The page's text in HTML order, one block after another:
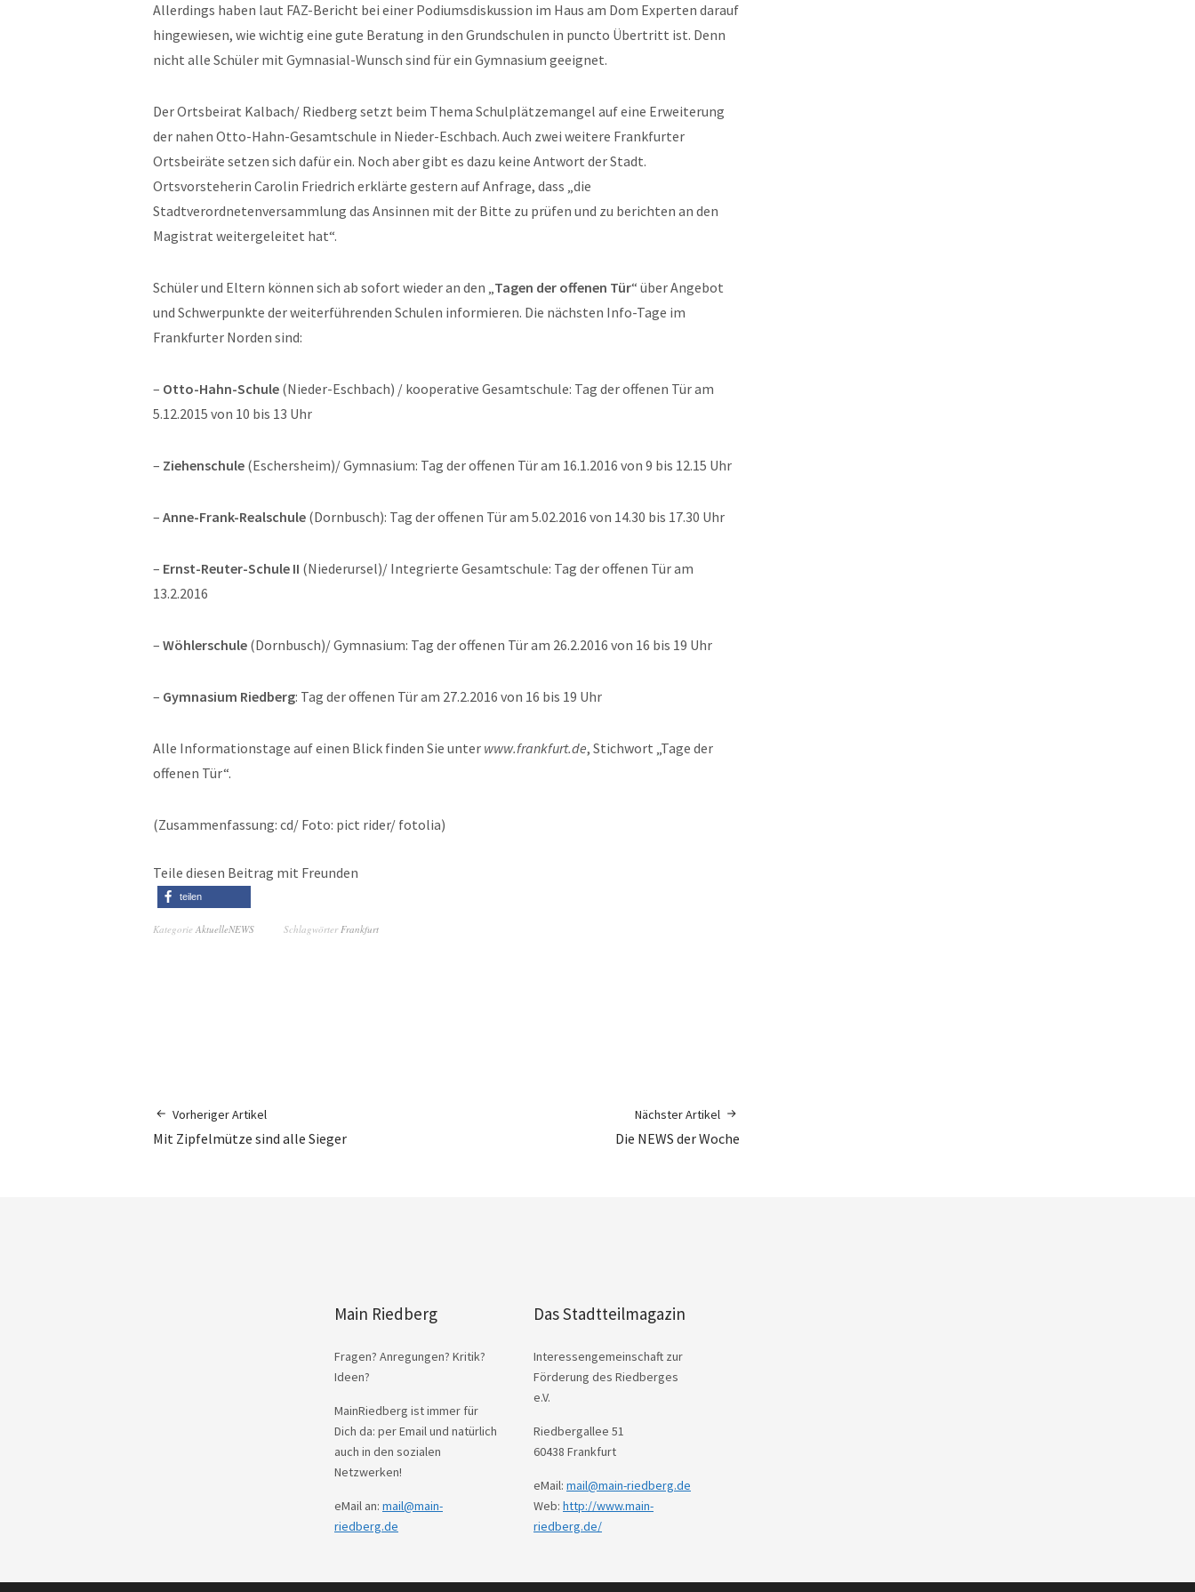
Allerdings haben laut FAZ-Bericht bei einer Podiumsdiskussion im Haus am Dom Experten darauf
hingewiesen, wie wichtig eine gute Beratung in den Grundschulen in puncto Übertritt ist. Denn
nicht alle Schüler mit Gymnasial-Wunsch sind für ein Gymnasium geeignet.
Der Ortsbeirat Kalbach/ Riedberg setzt beim Thema Schulplätzemangel auf eine Erweiterung
der nahen Otto-Hahn-Gesamtschule in Nieder-Eschbach. Auch zwei weitere Frankfurter
Ortsbeiräte setzen sich dafür ein. Noch aber gibt es dazu keine Antwort der Stadt.
Ortsvorsteherin Carolin Friedrich erklärte gestern auf Anfrage, dass „die
Stadtverordnetenversammlung das Ansinnen mit der Bitte zu prüfen und zu berichten an den
Magistrat weitergeleitet hat“.
Schüler und Eltern können sich ab sofort wieder an den „Tagen der offenen Tür“ über Angebot
und Schwerpunkte der weiterführenden Schulen informieren. Die nächsten Info-Tage im
Frankfurter Norden sind:
– Otto-Hahn-Schule (Nieder-Eschbach) / kooperative Gesamtschule: Tag der offenen Tür am
5.12.2015 von 10 bis 13 Uhr
– Ziehenschule (Eschersheim)/ Gymnasium: Tag der offenen Tür am 16.1.2016 von 9 bis 12.15 Uhr
– Anne-Frank-Realschule (Dornbusch): Tag der offenen Tür am 5.02.2016 von 14.30 bis 17.30 Uhr
– Ernst-Reuter-Schule II (Niederursel)/ Integrierte Gesamtschule: Tag der offenen Tür am
13.2.2016
– Wöhlerschule (Dornbusch)/ Gymnasium: Tag der offenen Tür am 26.2.2016 von 16 bis 19 Uhr
– Gymnasium Riedberg: Tag der offenen Tür am 27.2.2016 von 16 bis 19 Uhr
Alle Informationstage auf einen Blick finden Sie unter www.frankfurt.de, Stichwort „Tage der
offenen Tür“.
(Zusammenfassung: cd/ Foto: pict rider/ fotolia)
Teile diesen Beitrag mit Freunden
teilen
Kategorie AktuelleNEWS SchlagwörterFrankfurt
Vorheriger Artikel
Mit Zipfelmütze sind alle Sieger
Nächster Artikel
Die NEWS der Woche
Main Riedberg
Fragen? Anregungen? Kritik?
Ideen?
MainRiedberg ist immer für
Dich da: per Email und natürlich
auch in den sozialen
Netzwerken!
eMail an: mail@main-
riedberg.de
Das Stadtteilmagazin
Interessengemeinschaft zur
Förderung des Riedberges
e.V.
Riedbergallee 51
60438 Frankfurt
eMail: mail@main-riedberg.de
Web: http://www.main-
riedberg.de/